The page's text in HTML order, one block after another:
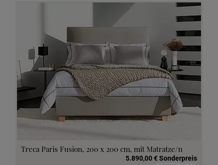
Treca Paris Fusion, 200 x 200 cm, mit Matratze/n
5.890,00 € Sonderpreis